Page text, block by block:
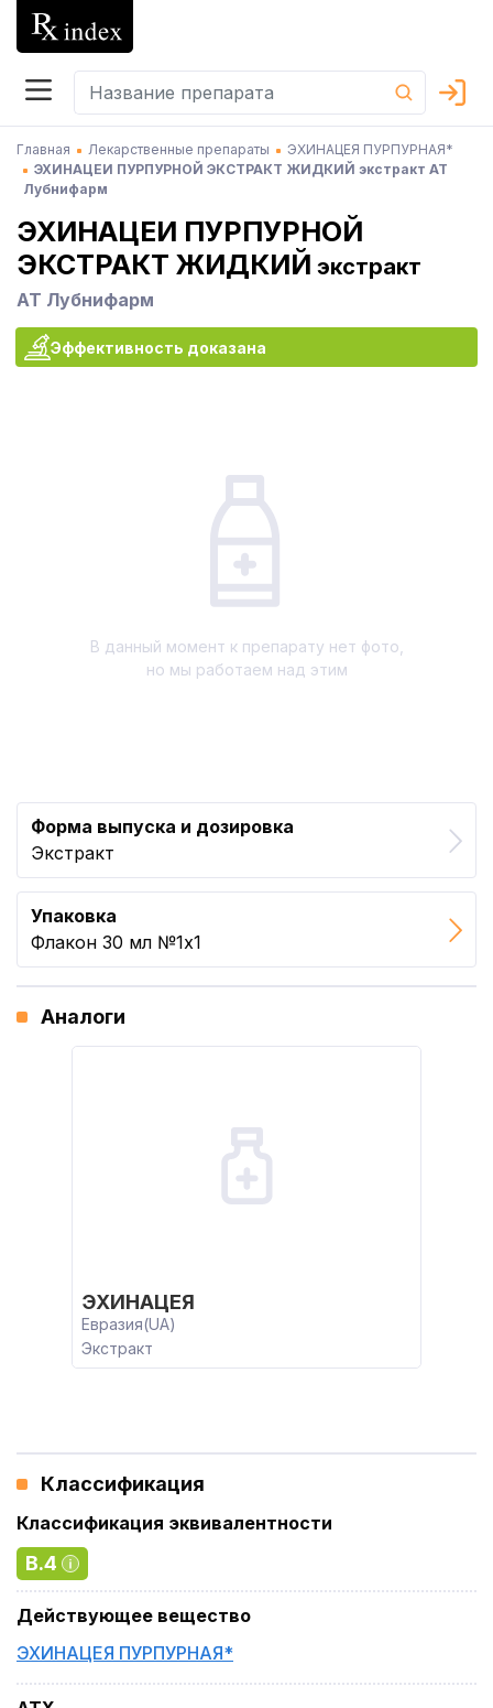
Главная Лекарственные препараты
ЭХИНАЦЕЯ ПУРПУРНАЯ*
ЭХИНАЦЕИ ПУРПУРНОЙ ЭКСТРАКТ ЖИДКИЙ экстракт АТ
Лубнифарм
ЭХИНАЦЕИ ПУРПУРНОЙ
ЭКСТРАКТ ЖИДКИЙ экстракт
АТ Лубнифарм
Эффективность доказана
В данный момент к препарату нет фото,
но мы работаем над этим
Форма выпуска и дозировка
Экстракт
Упаковка
Флакон 30 мл №1x1
Аналоги
ЭХИНАЦЕЯ
Евразия(UA)
Экстракт
Классификация
Классификация эквивалентности
B.4
Действующее вещество
ЭХИНАЦЕЯ ПУРПУРНАЯ*